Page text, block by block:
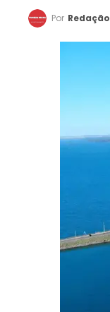
Por Redação